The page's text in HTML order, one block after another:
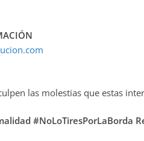
las molestias que estas
#NoLoTiresPorLaBorda